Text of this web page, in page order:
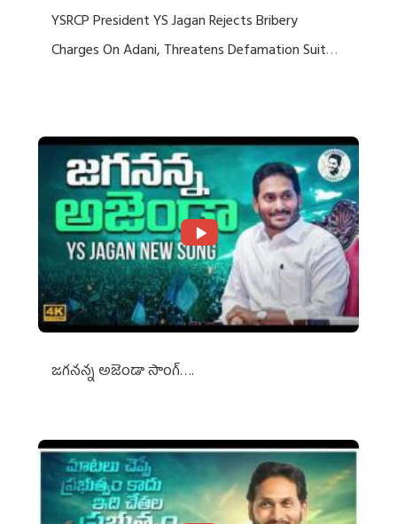
YSRCP President YS Jagan Rejects Bribery
Charges On Adani, Threatens Defamation Suit
జగనన్న అజెండా సాంగ్….